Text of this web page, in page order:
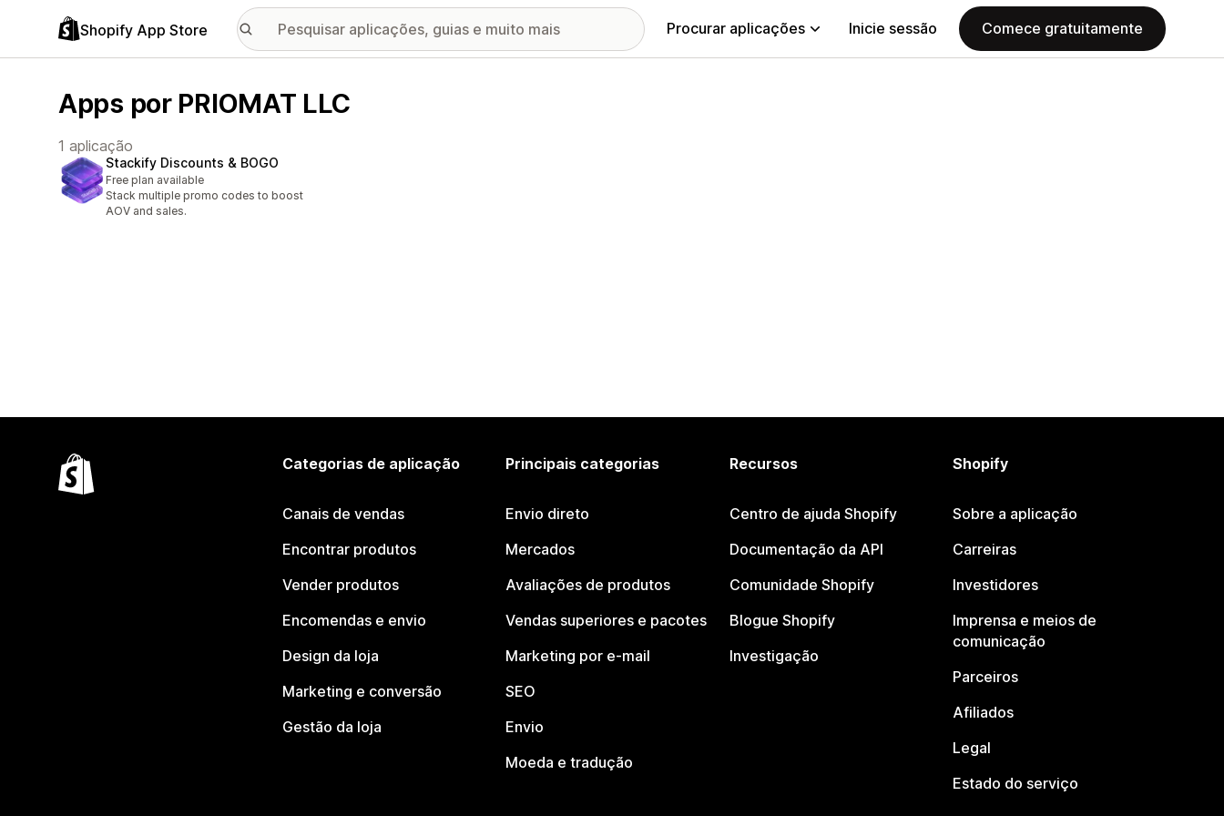
Shopify App Store Procurar aplicações Inicie sessão Comece gratuitamente
Apps por PRIOMAT LLC
1 aplicação
Stackify Discounts & BOGO
Free plan available
Stack multiple promo codes to boost
AOV and sales.
Categorias de aplicação
Canais de vendas
Encontrar produtos
Vender produtos
Encomendas e envio
Design da loja
Marketing e conversão
Gestão da loja
Principais categorias
Envio direto
Mercados
Avaliações de produtos
Vendas superiores e pacotes
Marketing por e-mail
SEO
Envio
Moeda e tradução
Recursos
Centro de ajuda Shopify
Documentação da API
Comunidade Shopify
Blogue Shopify
Investigação
Shopify
Sobre a aplicação
Carreiras
Investidores
Imprensa e meios de
comunicação
Parceiros
Afiliados
Legal
Estado do serviço